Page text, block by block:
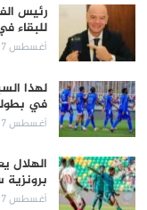
رئيس
للبقاء
أغسطس 7, 2026
لهذا
في
أغسطس 7, 2026
الهلال
برونزية
أغسطس 7, 2026